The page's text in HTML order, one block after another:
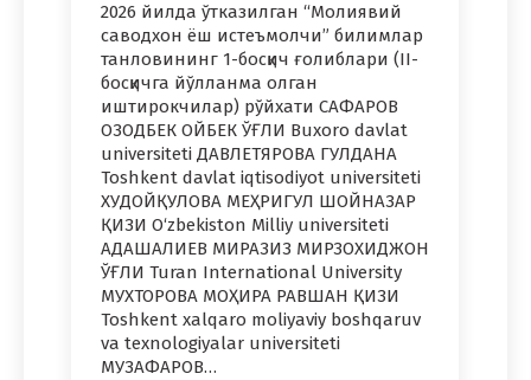
2026 йилда ўтказилган “Молиявий
саводхон ёш истеъмолчи” билимлар
танловининг 1-босқич ғолиблари (II-
босқичга йўлланма олган
иштирокчилар) рўйхати САФАРОВ
ОЗОДБЕК ОЙБЕК ЎҒЛИ Buxoro davlat
universiteti ДАВЛЕТЯРОВА ГУЛДАНА
Toshkent davlat iqtisodiyot universiteti
ХУДОЙҚУЛОВА МЕҲРИГУЛ ШОЙНАЗАР
ҚИЗИ O‘zbekiston Milliy universiteti
АДАШАЛИЕВ МИРАЗИЗ МИРЗОХИДЖОН
ЎҒЛИ Turan International University
МУХТОРОВА МОҲИРА РАВШАН ҚИЗИ
Toshkent xalqaro moliyaviy boshqaruv
va texnologiyalar universiteti
МУЗАФАРОВ…